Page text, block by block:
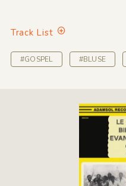
Track List
#GOSPEL #BLUSE